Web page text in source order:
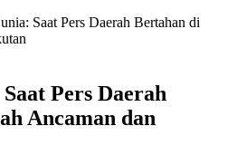
Saat Pers Daerah Bertahan di
Pers Daerah
Ancaman dan